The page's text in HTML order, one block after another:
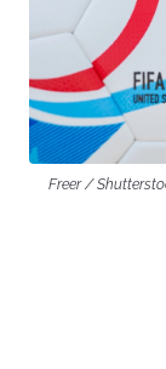
Freer /